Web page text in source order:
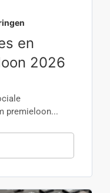
en
2026
premieloon...